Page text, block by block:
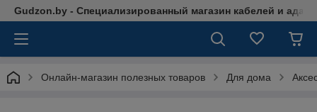
Gudzon.by - Специализированный магазин кабелей и
Онлайн-магазин полезных товаров Для дома